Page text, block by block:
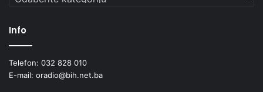
Info
Telefon: 032 828 010
E-mail: oradio@bih.net.ba